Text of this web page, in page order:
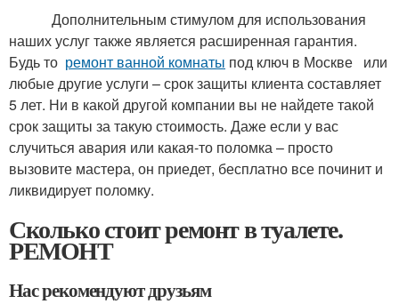
Дополнительным стимулом для использования
наших услуг также является расширенная гарантия.
Будь то ремонт ванной комнаты под ключ в Москве или
любые другие услуги – срок защиты клиента составляет
5 лет. Ни в какой другой компании вы не найдете такой
срок защиты за такую стоимость. Даже если у вас
случиться авария или какая-то поломка – просто
вызовите мастера, он приедет, бесплатно все починит и
ликвидирует поломку.
Сколько стоит ремонт в туалете.
РЕМОНТ
Нас рекомендуют друзьям